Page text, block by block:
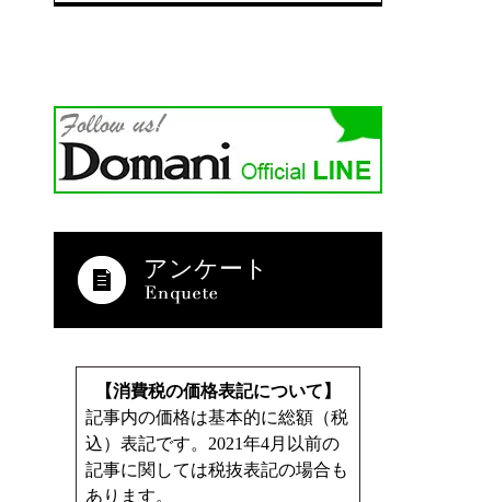
アンケート
【消費税の価格表記について】
記事内の価格は基本的に総額（税
込）表記です。2021年4月以前の
記事に関しては税抜表記の場合も
あります。